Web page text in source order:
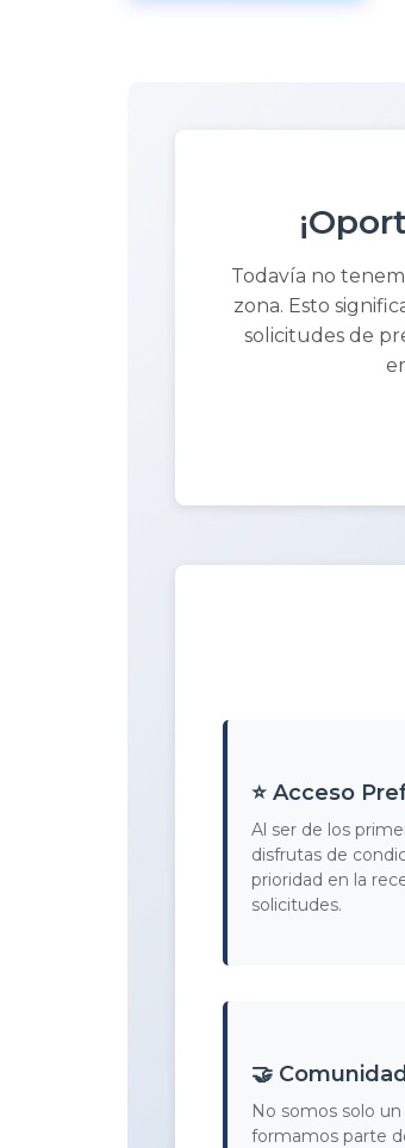
Todavía no
zona. Esto
solicitudes de
⭐ Acceso
Al ser de los
disfrutas de
prioridad en la
solicitudes.
🤝
No somos solo
formamos parte